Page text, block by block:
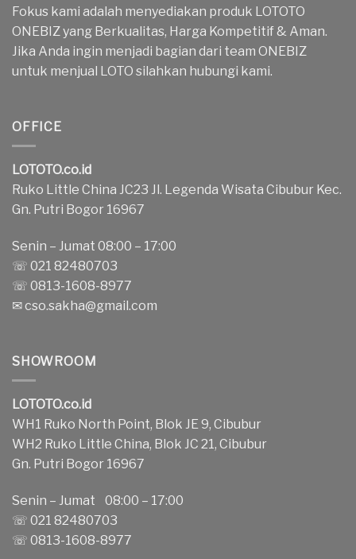
Fokus kami adalah menyediakan produk LOTOTO
ONEBIZ yang Berkualitas, Harga Kompetitif & Aman.
Jika Anda ingin menjadi bagian dari team ONEBIZ
untuk menjual LOTO silahkan hubungi kami.
OFFICE
LOTOTO.co.id
Ruko Little China JC23 Jl. Legenda Wisata Cibubur Kec.
Gn. Putri Bogor 16967
Senin – Jumat 08:00 – 17:00
☏ 021 82480703
☏ 0813-1608-8977
✉cso.sakha@gmail.com
SHOWROOM
LOTOTO.co.id
WH1 Ruko North Point, Blok JE 9, Cibubur
WH2 Ruko Little China, Blok JC 21, Cibubur
Gn. Putri Bogor 16967
Senin – Jumat 08:00 – 17:00
☏ 021 82480703
☏ 0813-1608-8977